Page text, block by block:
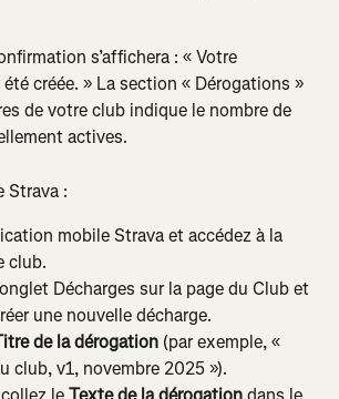
s’affichera : « Votre
créée. » La section « Dérogations »
de votre club indique le nombre de
actives.
Strava :
mobile Strava et accédez à la
club.
Décharges sur la page du Club et
une nouvelle décharge.
de la dérogation (par exemple, «
club, v1, novembre 2025 »).